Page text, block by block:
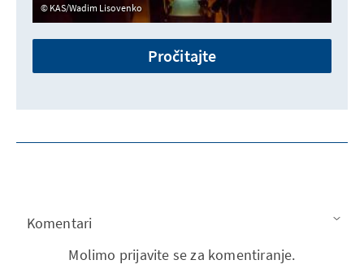
KAS/Wadim Lisovenko
Pročitajte
Komentari
Molimo prijavite se za komentiranje.